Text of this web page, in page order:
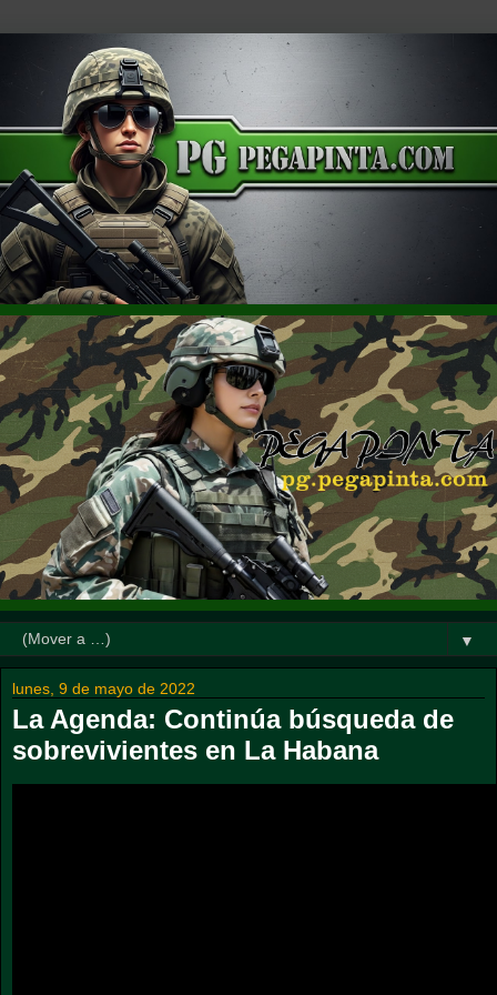
▼
lunes, 9 de mayo de 2022
La Agenda: Continúa búsqueda de
sobrevivientes en La Habana